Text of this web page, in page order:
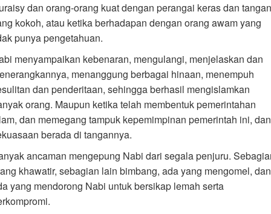
dan orang-orang kuat dengan perangai keras dan tangan
kokoh, atau ketika berhadapan dengan orang awam yang
punya pengetahuan.
menyampaikan kebenaran, mengulangi, menjelaskan dan
menanggung berbagai hinaan, menempuh
dan penderitaan, sehingga berhasil mengislamkan
orang. Maupun ketika telah membentuk pemerintahan
dan memegang tampuk kepemimpinan pemerintah ini, dan
berada di tangannya.
ancaman mengepung Nabi dari segala penjuru.
khawatir, sebagian lain bimbang, ada yang mengomel, dan
yang mendorong Nabi untuk bersikap lemah serta